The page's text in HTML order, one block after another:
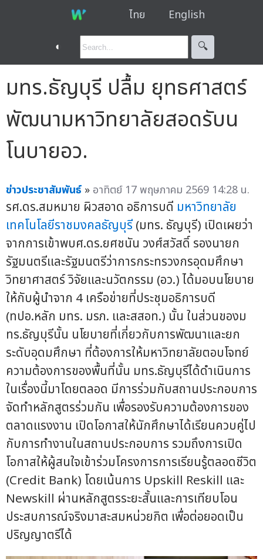
ไทย English
◐ 🔍︎
มทร.ธัญบุรี ปลื้ม ยุทธศาสตร์
พัฒนามหาวิทยาลัยสอดรับน
โนบายอว.
ข่าวประชาสัมพันธ์ » อาทิตย์ 17 พฤษภาคม 2569 14:28 น.
รศ.ดร.สมหมาย ผิวสอาด อธิการบดี มหาวิทยาลัย
เทคโนโลยีราชมงคลธัญบุรี(มทร. ธัญบุรี) เปิดเผยว่า
จากการเข้าพบศ.ดร.ยศชนัน วงศ์สวัสดิ์ รองนายก
รัฐมนตรีและรัฐมนตรีว่าการกระทรวงกรอุดมศึกษา
วิทยาศาสตร์ วิจัยและนวัตกรรม (อว.) ได้มอบนโยบาย
ให้กับผู้นำจาก 4 เครือข่ายที่ประชุมอธิการบดี
(ทปอ.หลัก มทร. มรภ. และสสอท.) นั้น ในส่วนของม
ทร.ธัญบุรีนั้น นโยบายที่เกี่ยวกับการพัฒนาและยก
ระดับอุดมศึกษา ที่ต้องการให้มหาวิทยาลัยตอบโจทย์
ความต้องการของพื้นที่นั้น มทร.ธัญบุรีได้ดำเนินการ
ในเรื่องนี้มาโดยตลอด มีการร่วมกับสถานประกอบการ
จัดทำหลักสูตรร่วมกัน เพื่อรองรับความต้องการของ
ตลาดแรงงาน เปิดโอกาสให้นักศึกษาได้เรียนควบคู่ไป
กับการทำงานในสถานประกอบการ รวมถึงการเปิด
โอกาสให้ผู้สนใจเข้าร่วมโครงการการเรียนรู้ตลอดชีวิต
(Credit Bank) โดยเน้นการ Upskill Reskill และ
Newskill ผ่านหลักสูตรระยะสั้นและการเทียบโอน
ประสบการณ์จริงมาสะสมหน่วยกิต เพื่อต่อยอดเป็น
ปริญญาตรีได้